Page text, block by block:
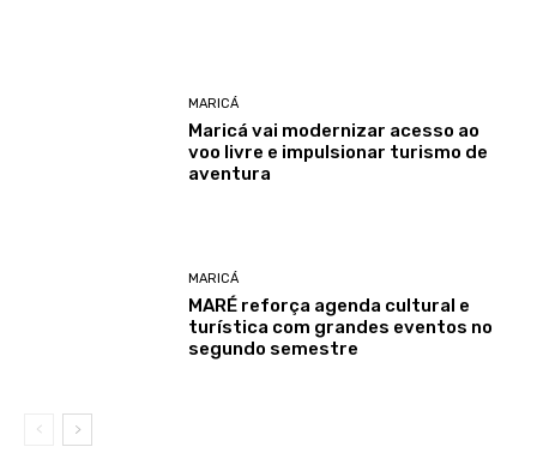
MARICÁ
Maricá vai modernizar acesso ao
voo livre e impulsionar turismo de
aventura
MARICÁ
MARÉ reforça agenda cultural e
turística com grandes eventos no
segundo semestre